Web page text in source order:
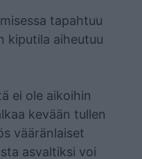
tapahtuu
kiputila aiheutuu
ei ole aikoihin
kevään tullen
vääränlaiset
asvaltiksi voi